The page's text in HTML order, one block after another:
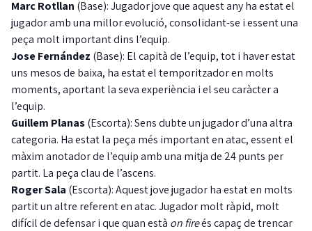
Marc Rotllan (Base): Jugador jove que aquest any ha estat el
jugador amb una millor evolució, consolidant-se i essent una
peça molt important dins l’equip.
Jose Fernández (Base): El capità de l’equip, tot i haver estat
uns mesos de baixa, ha estat el temporitzador en molts
moments, aportant la seva experiència i el seu caràcter a
l’equip.
Guillem Planas(Escorta): Sens dubte un jugador d’una altra
categoria. Ha estat la peça més important en atac, essent el
màxim anotador de l’equip amb una mitja de 24 punts per
partit. La peça clau de l’ascens.
Roger Sala (Escorta): Aquest jove jugador ha estat en molts
partit un altre referent en atac. Jugador molt ràpid, molt
difícil de defensar i que quan està on fireés capaç de trencar